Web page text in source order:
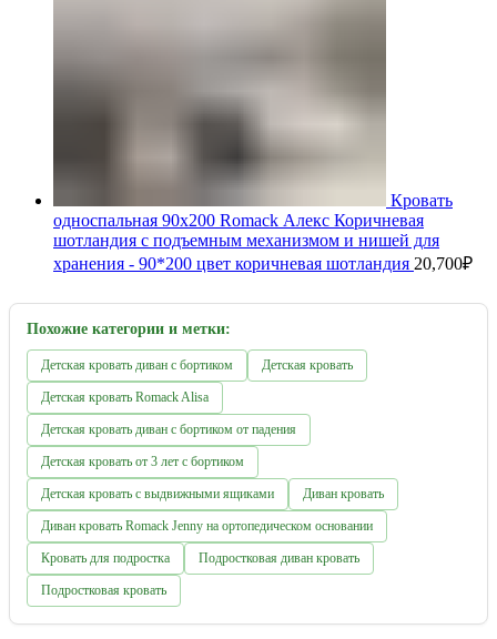
Кровать
односпальная 90х200 Romack Алекс Коричневая
шотландия с подъемным механизмом и нишей для
хранения - 90*200 цвет коричневая шотландия 20,700₽
Похожие категории и метки:
Детcкая кровать диван с бортиком Детская кровать
Детская кровать Romack Alisa
Детская кровать диван с бортиком от падения
Детская кровать от 3 лет с бортиком
Детская кровать с выдвижными ящиками Диван кровать
Диван кровать Romack Jenny на ортопедическом основании
Кровать для подростка Подростковая диван кровать
Подростковая кровать